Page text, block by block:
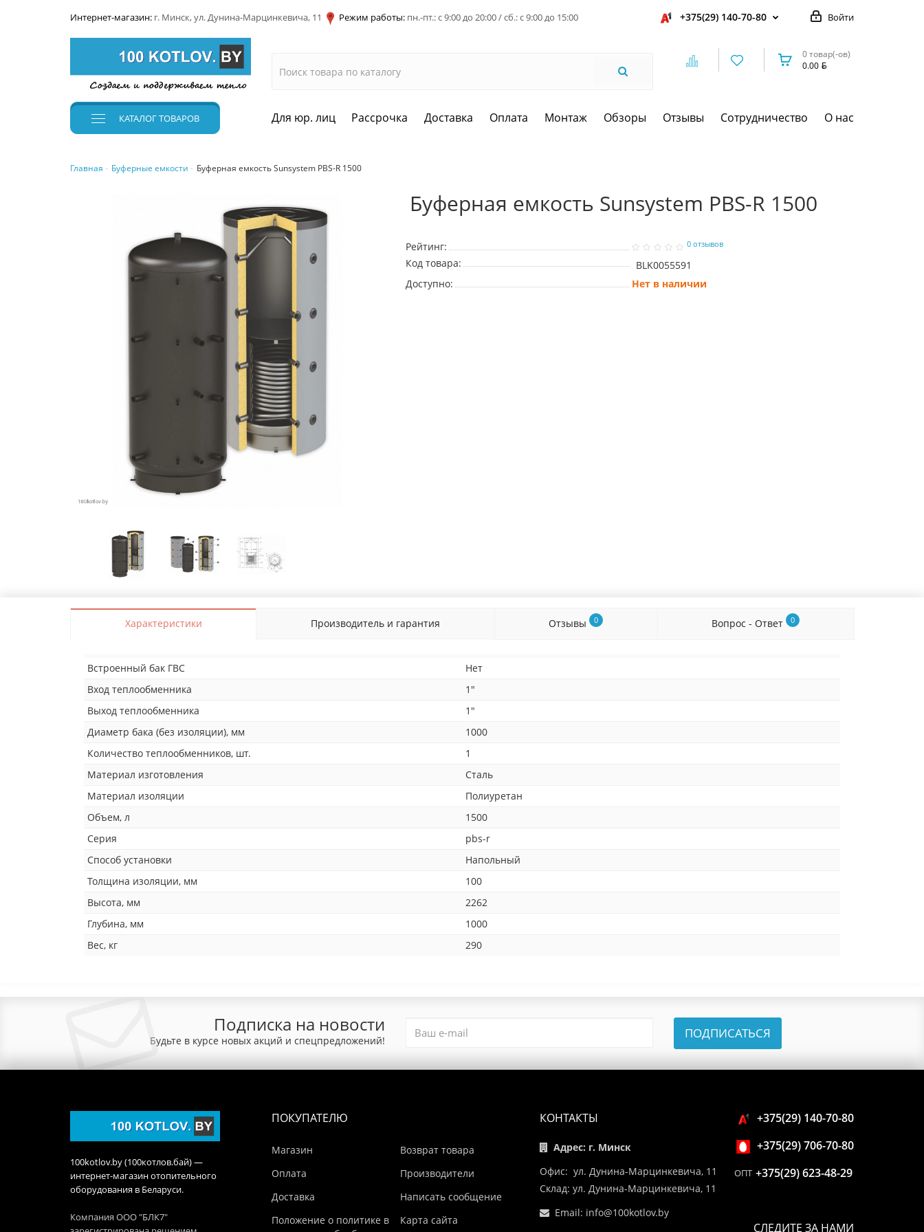
Интернет-магазин: г. Минск, ул. Дунина-Марцинкевича, 11 Режим работы: пн.-пт.: с 9:00 до 20:00 / сб.: с 9:00 до 15:00 Войти
+375(29) 140-70-80
0 товар(-ов)
0.00
КАТАЛОГТОВАРОВ Для юр. лиц Рассрочка Доставка Оплата Монтаж Обзоры Отзывы Сотрудничество О нас
Главная Буферные емкости Буферная емкость Sunsystem PBS-R 1500
Буферная емкость Sunsystem PBS-R 1500
Рейтинг: 0 отзывов
Код товара:
BLK0055591
Доступно:
Нет в наличии
Характеристики Производитель и гарантия Отзывы 0 Вопрос - Ответ 0
Встроенный бак ГВС
Нет
Вход теплообменника
1"
Выход теплообменника
1"
Диаметр бака (без изоляции), мм
1000
Количество теплообменников, шт.
1
Материал изготовления
Сталь
Материал изоляции
Полиуретан
Объем, л
1500
Серия
pbs-r
Способ установки
Напольный
Толщина изоляции, мм
100
Высота, мм
2262
Глубина, мм
1000
Вес, кг
290
Подписка на новости
Будьте в курсе новых акций и спецпредложений! ПОДПИСАТЬСЯ
100kotlov.by (100котлов.бай) —
интернет-магазин отопительного
оборудования в Беларуси.
Компания ООО "БЛК7"
ПОКУПАТЕЛЮ
Магазин
Оплата
Доставка
Положение о политике в
Возврат товара
Производители
Написать сообщение
Карта сайта
КОНТАКТЫ
Адрес: г. Минск
Офис: ул. Дунина-Марцинкевича, 11
Склад: ул. Дунина-Марцинкевича, 11
Email: info@100kotlov.by
+375(29) 140-70-80
+375(29) 706-70-80
ОПТ +375(29) 623-48-29
СЛЕДИТЕ ЗА НАМИ